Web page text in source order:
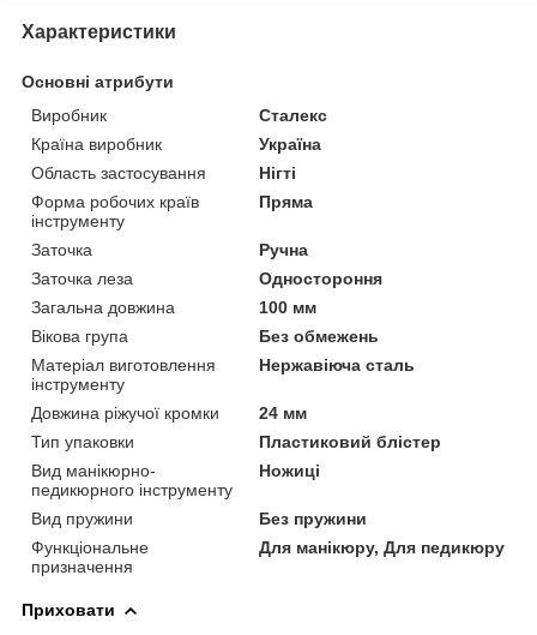
Характеристики
Основні атрибути
Виробник
Сталекс
Країна виробник
Україна
Область застосування
Нігті
Форма робочих країв
інструменту
Пряма
Заточка
Ручна
Заточка леза
Одностороння
Загальна довжина
100 мм
Вікова група
Без обмежень
Матеріал виготовлення
інструменту
Нержавіюча сталь
Довжина ріжучої кромки
24 мм
Тип упаковки
Пластиковий блістер
Вид манікюрно-
педикюрного інструменту
Ножиці
Вид пружини
Без пружини
Функціональне
призначення
Для манікюру, Для педикюру
Приховати